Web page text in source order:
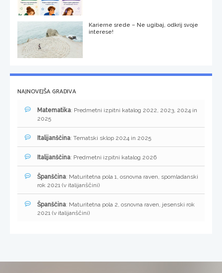
Karierne srede – Ne ugibaj, odkrij svoje
interese!
NAJNOVEJŠA GRADIVA
Matematika: Predmetni izpitni katalog 2022, 2023, 2024 in
2025
Italijanščina: Tematski sklop 2024 in 2025
Italijanščina: Predmetni izpitni katalog 2026
Španščina: Maturitetna pola 1, osnovna raven, spomladanski
rok 2021 (v italijanščini)
Španščina: Maturitetna pola 2, osnovna raven, jesenski rok
2021 (v italijanščini)